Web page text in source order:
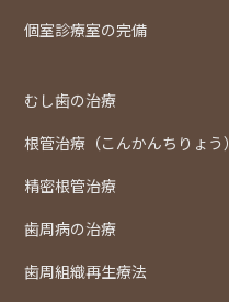
個室診療室の完備
むし歯の治療
根管治療（こんかんちりょう）
精密根管治療
歯周病の治療
歯周組織再生療法